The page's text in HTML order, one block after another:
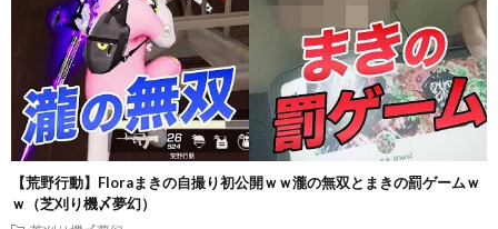
【荒野行動】Floraまきの自撮り初公開ｗｗ瀧の無双とまきの罰ゲームｗ
ｗ（芝刈り機〆夢幻）